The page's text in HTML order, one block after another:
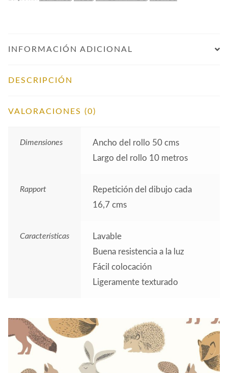
cantidad
INFORMACIÓN ADICIONAL
DESCRIPCIÓN
VALORACIONES (0)
Dimensiones
Ancho del rollo 50 cms
Largo del rollo 10 metros
Rapport
Repetición del dibujo cada
16,7 cms
Características
Lavable
Buena resistencia a la luz
Fácil colocación
Ligeramente texturado